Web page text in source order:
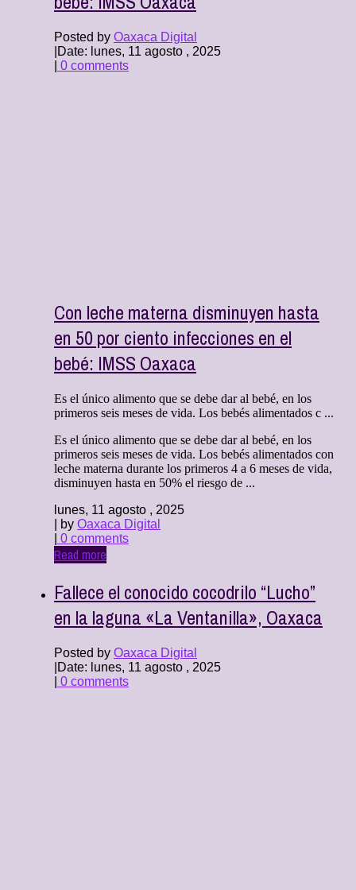
Posted by Oaxaca Digital
Date: lunes, 11 agosto , 2025
0 comments
Con leche materna disminuyen hasta
en 50 por ciento infecciones en el
bebé: IMSS Oaxaca
Es el único alimento que se debe dar al bebé, en los
primeros seis meses de vida. Los bebés alimentados c ...
Es el único alimento que se debe dar al bebé, en los
primeros seis meses de vida. Los bebés alimentados con
leche materna durante los primeros 4 a 6 meses de vida,
disminuyen hasta en 50% el riesgo de ...
lunes, 11 agosto , 2025
| by Oaxaca Digital
0 comments
Read more
Fallece el conocido cocodrilo “Lucho”
en la laguna «La Ventanilla», Oaxaca
Posted by Oaxaca Digital
Date: lunes, 11 agosto , 2025
0 comments